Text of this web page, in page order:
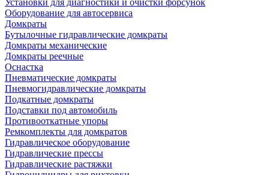
Установки для диагностики и очистки форсунок
Оборудование для автосервиса
Домкраты
Бутылочные гидравлические домкраты
Домкраты механические
Домкраты реечные
Оснастка
Пневматические домкраты
Пневмогидравлические домкраты
Подкатные домкраты
Подставки под автомобиль
Противооткатные упоры
Ремкомплекты для домкратов
Гидравлическое оборудование
Гидравлические прессы
Гидравлические растяжки